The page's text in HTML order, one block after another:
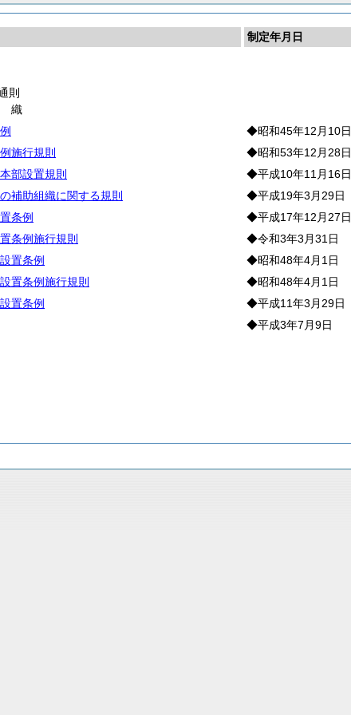
制定年月日
則
織
◆昭和45年12月10日
施行規則
◆昭和53年12月28日
部設置規則
◆平成10年11月16日
補助組織に関する規則
◆平成19年3月29日
条例
◆平成17年12月27日
条例施行規則
◆令和3年3月31日
置条例
◆昭和48年4月1日
置条例施行規則
◆昭和48年4月1日
置条例
◆平成11年3月29日
◆平成3年7月9日